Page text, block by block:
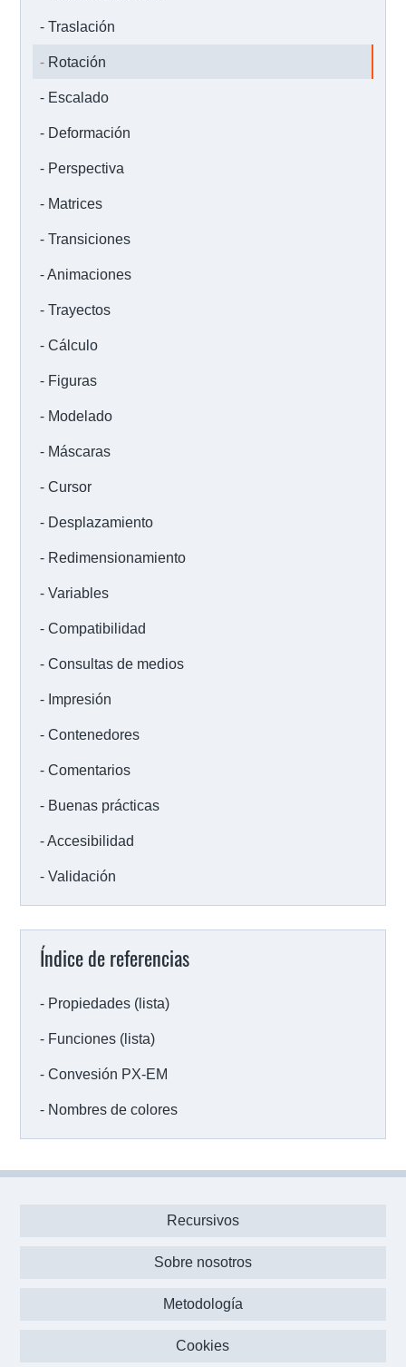
Traslación
Rotación
Escalado
Deformación
Perspectiva
Matrices
Transiciones
Animaciones
Trayectos
Cálculo
Figuras
Modelado
Máscaras
Cursor
Desplazamiento
Redimensionamiento
Variables
Compatibilidad
Consultas de medios
Impresión
Contenedores
Comentarios
Buenas prácticas
Accesibilidad
Validación
Índice de referencias
Propiedades (lista)
Funciones (lista)
Convesión PX-EM
Nombres de colores
Recursivos
Sobre nosotros
Metodología
Cookies